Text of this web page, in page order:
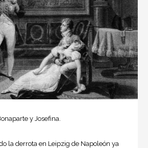
y Josefina.
la derrota en Leipzig de Napoleón ya